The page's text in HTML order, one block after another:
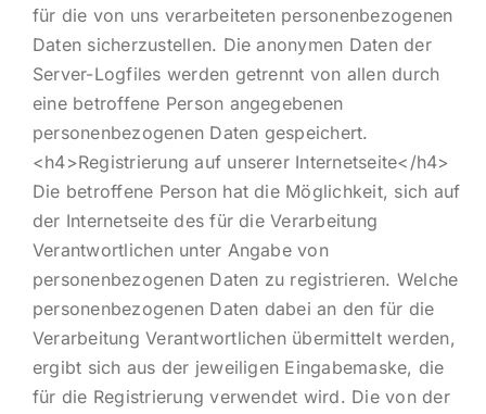
für die von uns verarbeiteten personenbezogenen
Daten sicherzustellen. Die anonymen Daten der
Server-Logfiles werden getrennt von allen durch
eine betroffene Person angegebenen
personenbezogenen Daten gespeichert.
<h4>Registrierung auf unserer Internetseite</h4>
Die betroffene Person hat die Möglichkeit, sich auf
der Internetseite des für die Verarbeitung
Verantwortlichen unter Angabe von
personenbezogenen Daten zu registrieren. Welche
personenbezogenen Daten dabei an den für die
Verarbeitung Verantwortlichen übermittelt werden,
ergibt sich aus der jeweiligen Eingabemaske, die
für die Registrierung verwendet wird. Die von der